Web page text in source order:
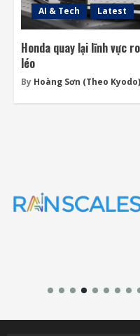
AI & Tech Latest
Honda quay lại lĩnh vực
léo
By Hoàng Sơn (Theo Kyodo)